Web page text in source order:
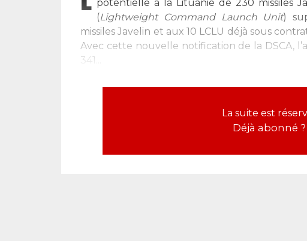
potentielle à la Lituanie de 230 missiles
(Lightweight Command Launch Unit)
missiles Javelin et aux 10 LCLU déjà sous
Avec cette nouvelle notification de la DSCA,
341...
La suite est
Déjà abonné ?